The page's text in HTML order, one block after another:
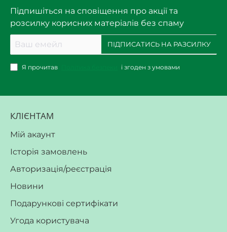
Підпишіться на сповіщення про акції та
розсилку корисних матеріалів без спаму
емейл
ПІДПИСАТИСЬ НА РАЗСИЛКУ
Я прочитав і згоден з умовами
КЛІЄНТАМ
Мій акаунт
Історія замовлень
Авторизація/реєстрація
Новини
Подарункові сертифікати
Угода користувача